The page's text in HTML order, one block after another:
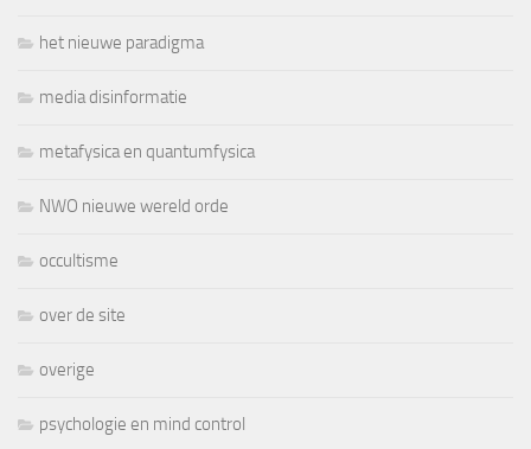
het nieuwe paradigma
media disinformatie
metafysica en quantumfysica
NWO nieuwe wereld orde
occultisme
over de site
overige
psychologie en mind control